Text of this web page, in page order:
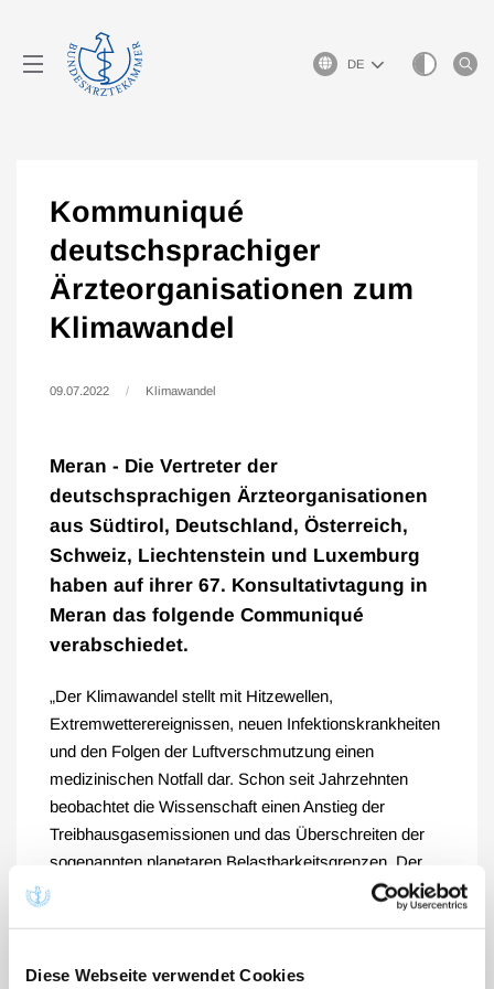
Diese Webseite verwendet Cookies
Sprachauswahl
Kommuniqué
deutschsprachiger
Ärzteorganisationen zum
Klimawandel
09.07.2022 Klimawandel
Meran - Die Vertreter der
deutschsprachigen Ärzteorganisationen
aus Südtirol, Deutschland, Österreich,
Schweiz, Liechtenstein und Luxemburg
haben auf ihrer 67. Konsultativtagung in
Meran das folgende Communiqué
verabschiedet.
„Der Klimawandel stellt mit Hitzewellen,
Extremwetterereignissen, neuen Infektionskrankheiten
und den Folgen der Luftverschmutzung einen
medizinischen Notfall dar. Schon seit Jahrzehnten
beobachtet die Wissenschaft einen Anstieg der
Treibhausgasemissionen und das Überschreiten der
sogenannten planetaren Belastbarkeitsgrenzen. Der
Klimawandel ist eine ökologische Herausforderung mit
erheblichen gesellschaftlichen und gesundheitlichen
Rohstoffe nicht zu verhindern.